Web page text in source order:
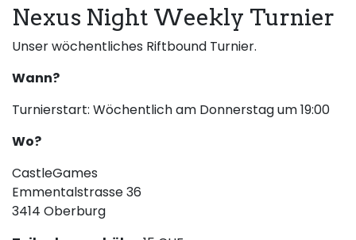
Nexus Night Weekly Turnier
Unser wöchentliches Riftbound Turnier.
Wann?
Turnierstart: Wöchentlich am Donnerstag um 19:00
Wo?
CastleGames
Emmentalstrasse 36
3414 Oberburg